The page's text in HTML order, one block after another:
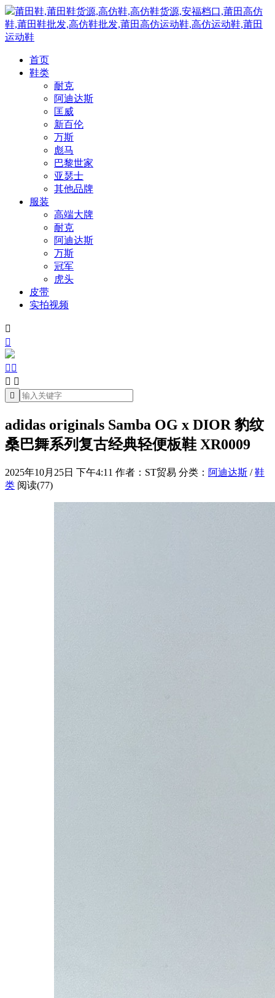
莆田鞋,莆田鞋货源,高仿鞋,高仿鞋货源,安福档口,莆田高仿
鞋,莆田鞋批发,高仿鞋批发,莆田高仿运动鞋,高仿运动鞋,莆田
运动鞋
首页
鞋类
耐克
阿迪达斯
匡威
新百伦
万斯
彪马
巴黎世家
亚瑟士
其他品牌
服装
高端大牌
耐克
阿迪达斯
万斯
冠军
虎头
皮带
实拍视频


 
 

adidas originals Samba OG x DIOR 豹纹
桑巴舞系列复古经典轻便板鞋 XR0009
2025年10月25日 下午4:11 作者：ST贸易 分类： 阿迪达斯 /鞋
类 阅读(77)